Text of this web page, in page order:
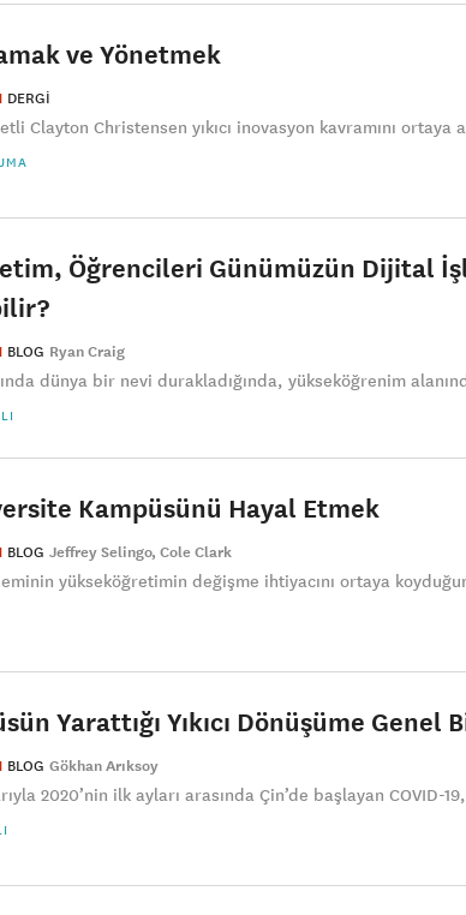
ve Yönetmek
DERGI
Clayton Christensen yıkıcı inovasyon kavramını ortaya
Öğrencileri Günümüzün Dijital
BLOG Ryan Craig
dünya bir nevi durakladığında, yükseköğrenim
Kampüsünü Hayal Etmek
BLOG Jeffrey Selingo Cole Clark
yükseköğretimin değişme ihtiyacını ortaya
Yarattığı Yıkıcı Dönüşüme Genel
BLOG Gökhan Arıksoy
2020’nin ilk ayları arasında Çin’de başlayan COVID-